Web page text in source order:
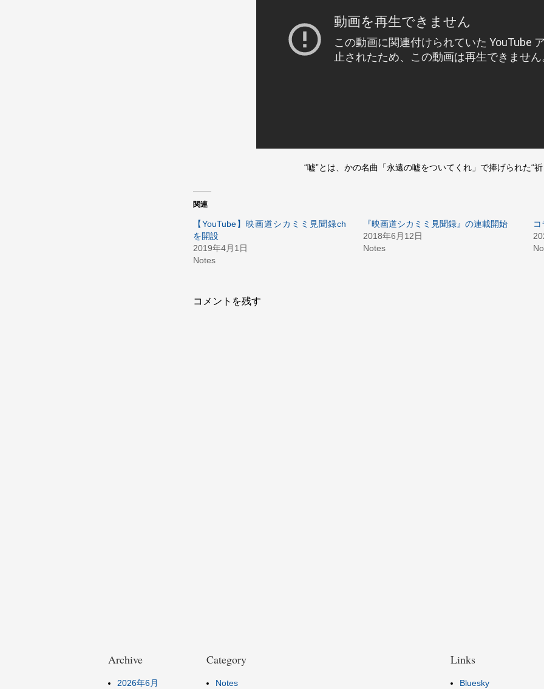
“嘘”とは、かの名曲「永遠の嘘をついてくれ」で捧げられた“祈
関連
【YouTube】映画道シカミミ見聞録ch
を開設
2019年4月1日
Notes
『映画道シカミミ見聞録』の連載開始
2018年6月12日
Notes
コ
コメントを残す
Archive
2026年6月
Category
Notes
Links
Bluesky